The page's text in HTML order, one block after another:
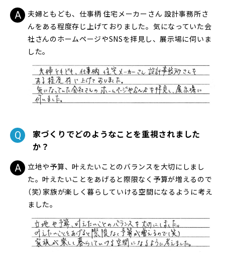
夫婦ともども、仕事柄 住宅メーカーさん 設計事務所さ
んをある程度存じ上げておりました。気になっていた会
社さんのホームページやSNSを拝見し、展示場に伺いま
した。
家づくりでどのようなことを重視されました
か？
立地や予算、叶えたいことのバランスを大切にしまし
た。叶えたいことをあげると際限なく予算が増えるので
（笑）家族が楽しく暮らしていける空間になるように考え
ました。